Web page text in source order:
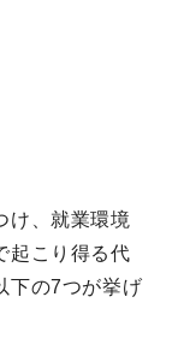
け、就業環境
起こり得る代
下の7つが挙げ